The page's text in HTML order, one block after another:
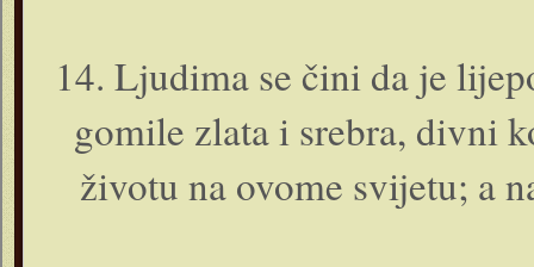
14. Ljudima se čini da je
gomile zlata i srebra, divni
životu na ovome svijetu; a